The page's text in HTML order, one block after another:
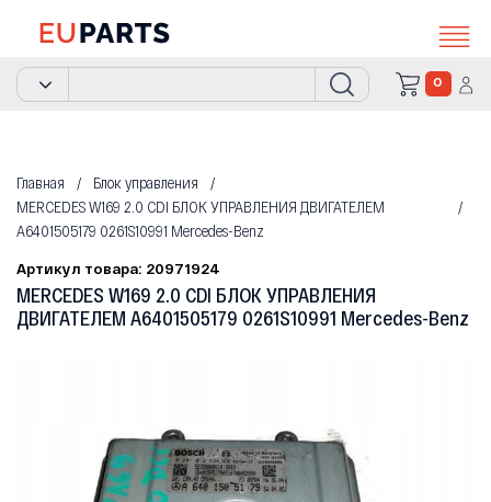
0
Главная
Блок управления
MERCEDES W169 2.0 CDI БЛОК УПРАВЛЕНИЯ ДВИГАТЕЛЕМ
A6401505179 0261S10991 Mercedes-Benz
Артикул товара: 20971924
MERCEDES W169 2.0 CDI БЛОК УПРАВЛЕНИЯ
ДВИГАТЕЛЕМ A6401505179 0261S10991 Mercedes-Benz